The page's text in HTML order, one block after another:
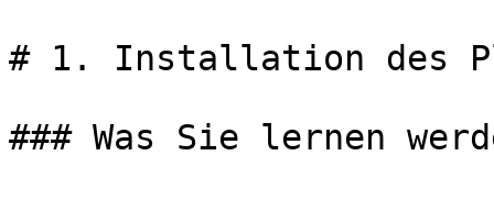
# 1. Installation des
### Was Sie lernen